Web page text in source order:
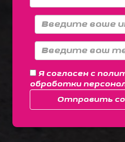
Я согласен с
обработки
Отправить